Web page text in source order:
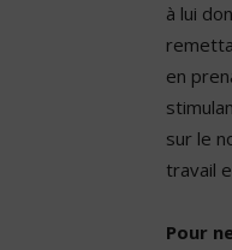
à lui
en
sur le
travail
Pour